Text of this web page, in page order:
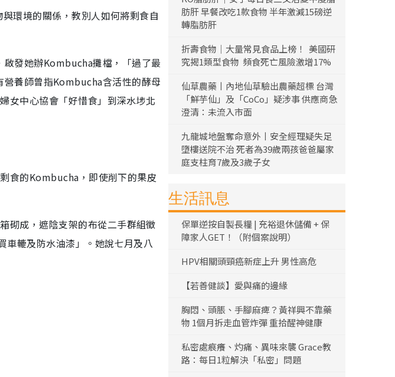
環境的關係，教別人如何將剩食自
發她辦Kombucha攤檔，「過了最
養師曾指Kombucha含活性的酵母
女中心協會「好惜食」到深水埗北
食的Kombucha，即使削下的果皮
砌成，遮陰支架的布從二手群組徵
車轆及防水油漆」。她說七月及八
肪肝 早餐改吃1款食物 半年激減15磅逆
轉脂肪肝
折壽食物｜大量常見食品上榜！ 美國研
究揭1類型食物 頻食死亡風險激增17%
仙草農藥丨內地仙草驗出農藥超標 台灣
「鮮芋仙」及「CoCo」疑涉事 供應商急
澄清：未流入市面
九龍城地盤奪命意外丨安全經理疑失足
墮樓送院不治 死者為39歲兩孩爸爸屬家
庭支柱育7歲及3歲子女
生活訊息
保單逆按自製長糧 | 充裕退休儲備 + 保
障家人GET！（附個案說明）
HPV相關頭頸癌新症上升 男性高危
【若善健談】愛與痛的邊緣
胸悶、頭脹、手腳麻痺？黃祥興不靠藥
物 1個月拆走血管炸彈 重拾醒神健康
私密處痕癢、灼痛、異味來襲 Grace教
路：每日1粒解決「私密」問題